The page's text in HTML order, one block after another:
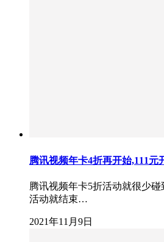
腾讯视频年卡4折再开始,111元
腾讯视频年卡5折活动就很少
活动就结束…
2021年11月9日